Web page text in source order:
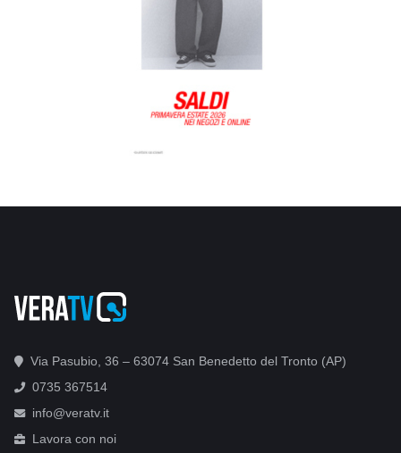
Via Pasubio, 36 – 63074 San Benedetto del Tronto (AP)
0735 367514
info@veratv.it
Lavora con noi